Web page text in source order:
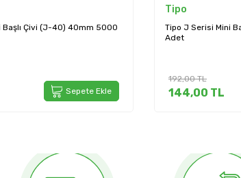
Tipo J Serisi Mini Başlı Çivi (J-20) 20mm 5.000
TL
144,00TL Sepete Ekle